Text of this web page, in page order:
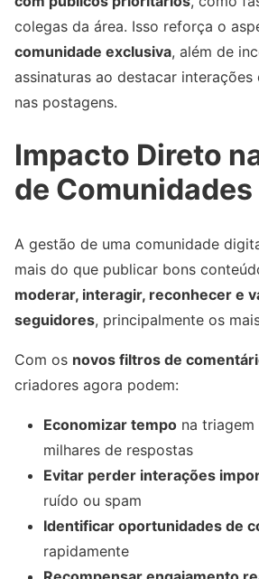
colegas da área. Isso reforça o
comunidade exclusiva, além de
assinaturas ao destacar interações
nas postagens.
Impacto Direto
de
A gestão de uma comunidade
mais do que publicar bons
moderar, interagir, reconhecer e
seguidores, principalmente os
Com os novos filtros de
criadores agora podem:
Economizar tempo na triagem
milhares de respostas
Evitar perder interações
ruído ou spam
Identificar oportunidades de
rapidamente